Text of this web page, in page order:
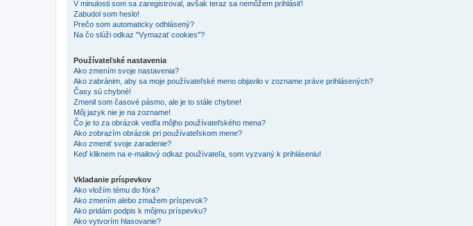
V minulosti som sa zaregistroval, avšak teraz sa nemôžem prihlásiť!
Zabudol som heslo!
Prečo som automaticky odhlásený?
Na čo slúži odkaz "Vymazať cookies"?
Používateľské nastavenia
Ako zmením svoje nastavenia?
Ako zabránim, aby sa moje používateľské meno objavilo v zozname práve prihlásených?
Časy sú chybné!
Zmenil som časové pásmo, ale je to stále chybne!
Môj jazyk nie je na zozname!
Čo je to za obrázok vedľa môjho používateľského mena?
Ako zobrazím obrázok pri používateľskom mene?
Ako zmeniť svoje zaradenie?
Keď kliknem na e-mailový odkaz používateľa, som vyzvaný k prihláseniu!
Vkladanie príspevkov
Ako vložím tému do fóra?
Ako zmením alebo zmažem príspevok?
Ako pridám podpis k môjmu príspevku?
Ako vytvorím hlasovanie?